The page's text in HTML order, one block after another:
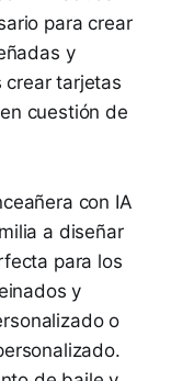
para crear
y
tarjetas
cuestión de
con IA
a diseñar
para los
y
o